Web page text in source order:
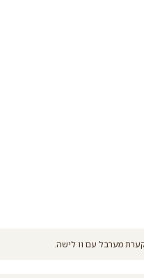
מערבל עם וו לישה.